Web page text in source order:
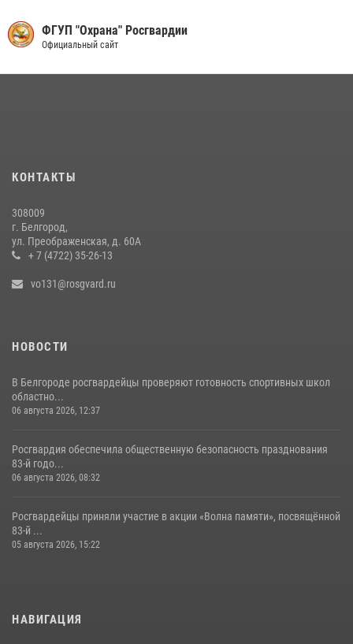
горящего многоквартирного дома после атаки беспилотника ВСУ
27 июля 2026, 09:03
07 июля 2026, 06:38
образовательных учреждений Белгорода к новому учебному году
23 июля 2026, 11:58 5
ФГУП "Охрана" Росгвардии
Официальный сайт
КОНТАКТЫ
308009
г. Белгород,
ул. Преображенская, д. 60А
+ 7 (4722) 35-26-13
vo131@rosgvard.ru
НОВОСТИ
В Белгороде росгвардейцы проверяют готовность спортивных школ
областно...
06 августа 2026, 12:37
Росгвардия обеспечила общественную безопасность празднования
83-й годо...
06 августа 2026, 08:32
Росгвардейцы приняли участие в акции «Волна памяти», посвящённой
83‑й ...
05 августа 2026, 15:22
НАВИГАЦИЯ